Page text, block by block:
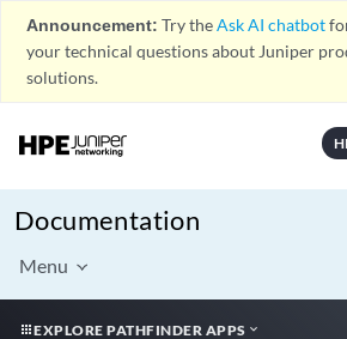
Announcement: Try theAsk AI chatbot
your technical questions about Juniper
solutions.
Documentation
Menu
EXPLORE PATHFINDER APPS